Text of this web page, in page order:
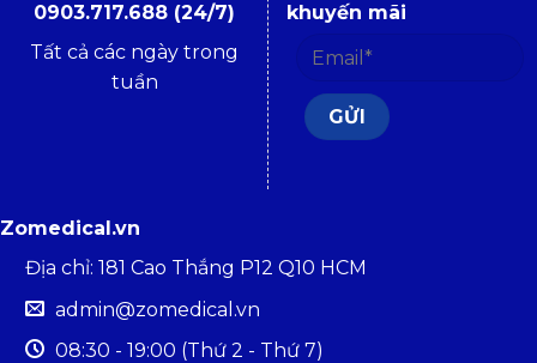
0903.717.688 (24/7)
Tất cả các ngày trong
tuần
khuyến mãi
Zomedical.vn
Địa chỉ: 181 Cao Thắng P12 Q10 HCM
admin@zomedical.vn
08:30 - 19:00 (Thứ 2 - Thứ 7)